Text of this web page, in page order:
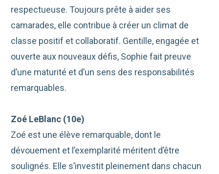
respectueuse. Toujours prête à aider ses
camarades, elle contribue à créer un climat de
classe positif et collaboratif. Gentille, engagée et
ouverte aux nouveaux défis, Sophie fait preuve
d’une maturité et d’un sens des responsabilités
remarquables.
Zoé LeBlanc (10e)
Zoé est une élève remarquable, dont le
dévouement et l’exemplarité méritent d’être
soulignés. Elle s’investit pleinement dans chacun